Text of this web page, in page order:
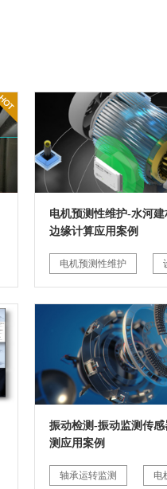
电机预测性维护-水河
边缘计算应用案例
电机预测性维护
振动检测-振动监测传
测应用案例
轴承运转监测 电